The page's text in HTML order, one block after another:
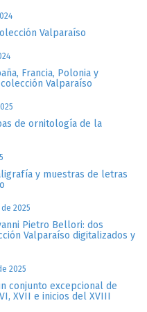
Valparaíso
Francia, Polonia y
Valparaíso
de ornitología de la
y muestras de letras
2025
Pietro Bellori: dos
Valparaíso digitalizados y
2025
conjunto excepcional de
XVII e inicios del XVIII